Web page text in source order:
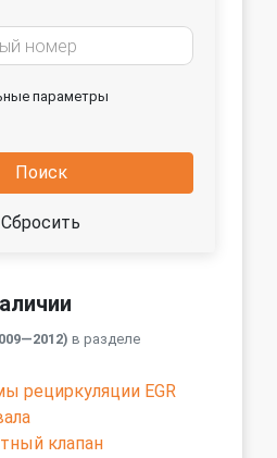
параметры
Поиск
Сбросить
в разделе
рециркуляции EGR
клапан